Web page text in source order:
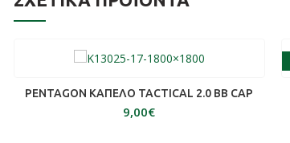
ΕΠΙΛΟΓΉ
PENTAGON ΚΑΠΕΛΟ TACTICAL 2.0 BB CAP
€